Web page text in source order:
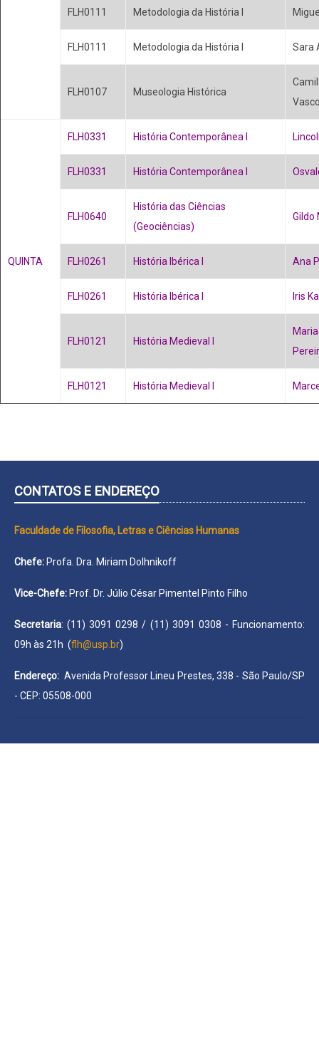
FLH0111 Metodologia da História I
FLH0111 Metodologia da História I Sara
FLH0107 Museologia Histórica
QUINTA
FLH0331 História Contemporânea I
FLH0331 História Contemporânea I
FLH0640
História das Ciências
(Geociências)
Gildo
FLH0261 História Ibérica I Ana
FLH0261 História Ibérica I Iris
FLH0121 História Medieval I
FLH0121 História Medieval I
CONTATOS E ENDEREÇO
Faculdade de Filosofia, Letras e Ciências Humanas
Chefe: Profa. Dra. Miriam Dolhnikoff
Vice-Chefe: Prof. Dr. Júlio César Pimentel Pinto Filho
Secretaria: (11) 3091 0298 / (11) 3091 0308 - Funcionamento:
09h às 21h (flh@usp.br)
Endereço: Avenida Professor Lineu Prestes, 338 - São Paulo/SP
- CEP: 05508-000